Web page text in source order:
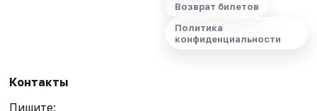
Возврат билетов
Политика
конфиденциальности
Контакты
Пишите: